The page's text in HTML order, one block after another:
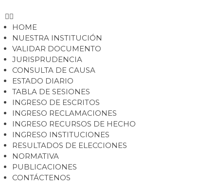
HOME
NUESTRA INSTITUCIÓN
VALIDAR DOCUMENTO
JURISPRUDENCIA
CONSULTA DE CAUSA
ESTADO DIARIO
TABLA DE SESIONES
INGRESO DE ESCRITOS
INGRESO RECLAMACIONES
INGRESO RECURSOS DE HECHO
INGRESO INSTITUCIONES
RESULTADOS DE ELECCIONES
NORMATIVA
PUBLICACIONES
CONTÁCTENOS